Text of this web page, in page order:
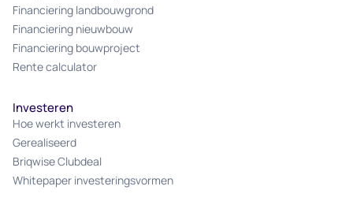
Financiering landbouwgrond
Financiering nieuwbouw
Financiering bouwproject
Rente calculator
Investeren
Hoe werkt investeren
Gerealiseerd
Briqwise Clubdeal
Whitepaper investeringsvormen